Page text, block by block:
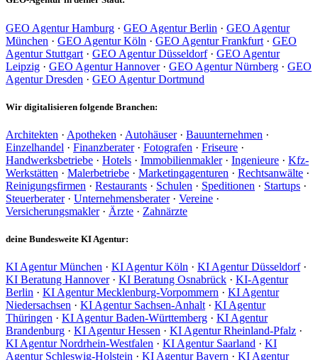
GEO Agentur Hamburg · GEO Agentur Berlin · GEO Agentur
München · GEO Agentur Köln · GEO Agentur Frankfurt · GEO
Agentur Stuttgart · GEO Agentur Düsseldorf· GEO Agentur
Leipzig · GEO Agentur Hannover· GEO Agentur Nürnberg · GEO
Agentur Dresden · GEO Agentur Dortmund
Wir digitalisieren folgende Branchen:
Architekten · Apotheken · Autohäuser· Bauunternehmen ·
Einzelhandel · Finanzberater· Fotografen · Friseure ·
Handwerksbetriebe · Hotels · Immobilienmakler· Ingenieure · Kfz-
Werkstätten · Malerbetriebe · Marketingagenturen · Rechtsanwälte ·
Reinigungsfirmen · Restaurants · Schulen · Speditionen · Startups ·
Steuerberater· Unternehmensberater· Vereine ·
Versicherungsmakler· Ärzte · Zahnärzte
deine Bundesweite KI Agentur:
KI Agentur München · KI Agentur Köln · KI Agentur Düsseldorf·
KI Beratung Hannover· KI Beratung Osnabrück · KI-Agentur
Berlin · KI Agentur Mecklenburg-Vorpommern · KI Agentur
Niedersachsen · KI Agentur Sachsen-Anhalt · KI Agentur
Thüringen · KI Agentur Baden-Württemberg · KI Agentur
Brandenburg · KI Agentur Hessen · KI Agentur Rheinland-Pfalz ·
KI Agentur Nordrhein-Westfalen · KI Agentur Saarland · KI
Agentur Schleswig-Holstein · KI Agentur Bayern · KI Agentur